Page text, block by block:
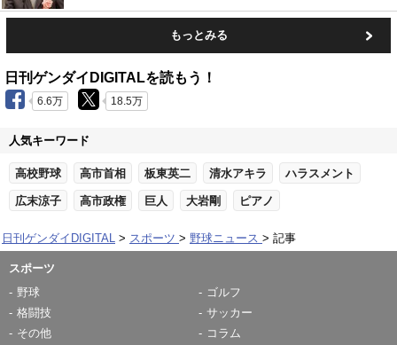
もっとみる
日刊ゲンダイDIGITALを読もう！
6.6万 18.5万
人気キーワード
高校野球 高市首相 板東英二 清水アキラ ハラスメント
広末涼子 高市政権 巨人 大岩剛 ピアノ
日刊ゲンダイDIGITAL スポーツ 野球ニュース 記事
スポーツ
野球
ゴルフ
格闘技
サッカー
その他
コラム